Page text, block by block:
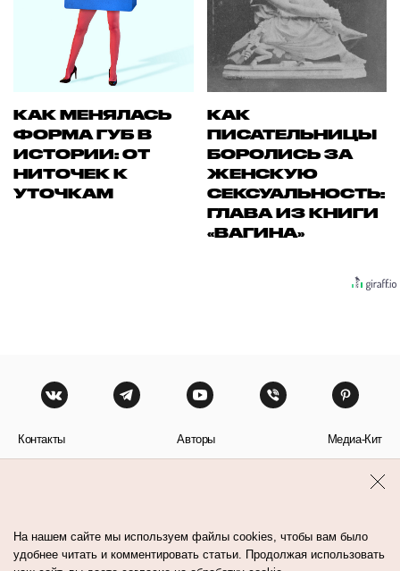
КАК МЕНЯЛАСЬ
ФОРМА ГУБ В
ИСТОРИИ: ОТ
НИТОЧЕК К
УТОЧКАМ
КАК
ПИСАТЕЛЬНИЦЫ
БОРОЛИСЬ ЗА
ЖЕНСКУЮ
СЕКСУАЛЬНОСТЬ:
ГЛАВА ИЗ КНИГИ
«ВАГИНА»
Контакты Авторы Медиа-Кит
На нашем сайте мы используем файлы cookies, чтобы вам было
удобнее читать и комментировать статьи. Продолжая использовать